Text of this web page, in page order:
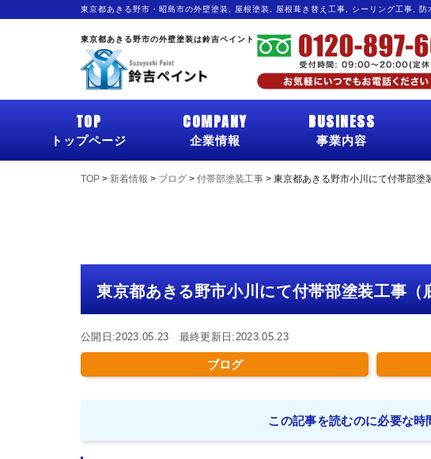
東京都あきる野市・昭島市の外壁塗装, 屋根塗装, 屋根葺き替え工事, シーリング工事, 防
東京都あきる野市の外壁塗装は鈴吉ペイント
TOP
トップページ
COMPANY
企業情報
BUSINESS
事業内容
TOP > 新着情報 > ブログ > 付帯部塗装工事 > 東京都あきる野市小川にて付帯部塗
東京都あきる野市小川にて付帯部塗装工事（
公開日:2023.05.23 最終更新日:2023.05.23
ブログ
この記事を読むのに必要な時